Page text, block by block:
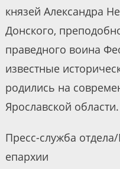
князей Александра
Донского,
праведного воина
известные
родились на
Ярославской области.
Пресс-служба
епархии